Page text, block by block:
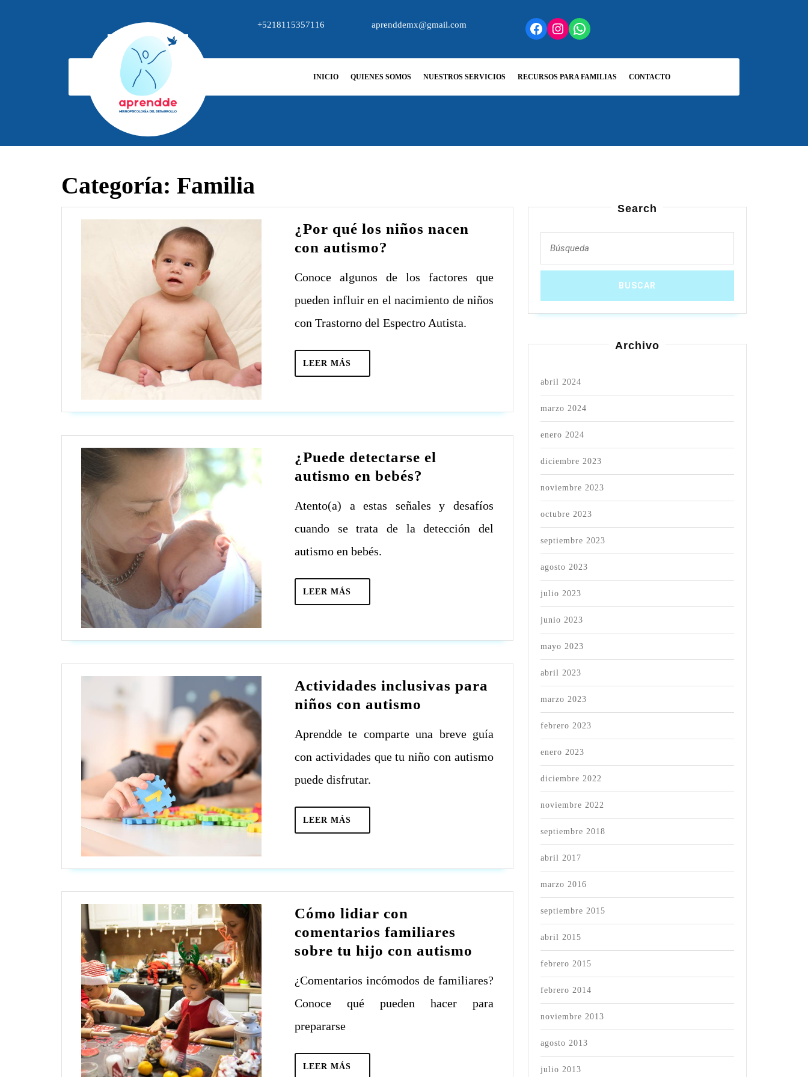
+5218115357116 aprenddemx@gmail.com FacebookInstagramWhatsApp
INICIO QUIENES SOMOS NUESTROS SERVICIOS RECURSOS PARA FAMILIAS CONTACTO
Categoría: Familia
¿Por qué los niños nacen
con autismo?
los
niños
nacen
Conoce algunos de los factores que
pueden influir en el nacimiento de niños
con Trastorno del Espectro Autista.
LEER MÁS
MÁS
¿Puede detectarse el
autismo en bebés?
el
autismo
Atento(a) a estas señales y desafíos
cuando se trata de la detección del
autismo en bebés.
LEER MÁS
MÁS
Actividades inclusivas para
niños con autismo
para
niños
Aprendde te comparte una breve guía
con actividades que tu niño con autismo
puede disfrutar.
LEER MÁS
MÁS
Cómo lidiar con
comentarios familiares
sobre tu hijo con autismo
con
comentarios
familiares
¿Comentarios incómodos de familiares?
Conoce qué pueden hacer para
prepararse
LEER MÁS
Search
Archivo
abril 2024
marzo 2024
enero 2024
diciembre 2023
noviembre 2023
octubre 2023
septiembre 2023
agosto 2023
julio 2023
junio 2023
mayo 2023
abril 2023
marzo 2023
febrero 2023
enero 2023
diciembre 2022
noviembre 2022
septiembre 2018
abril 2017
marzo 2016
septiembre 2015
abril 2015
febrero 2015
febrero 2014
noviembre 2013
agosto 2013
julio 2013